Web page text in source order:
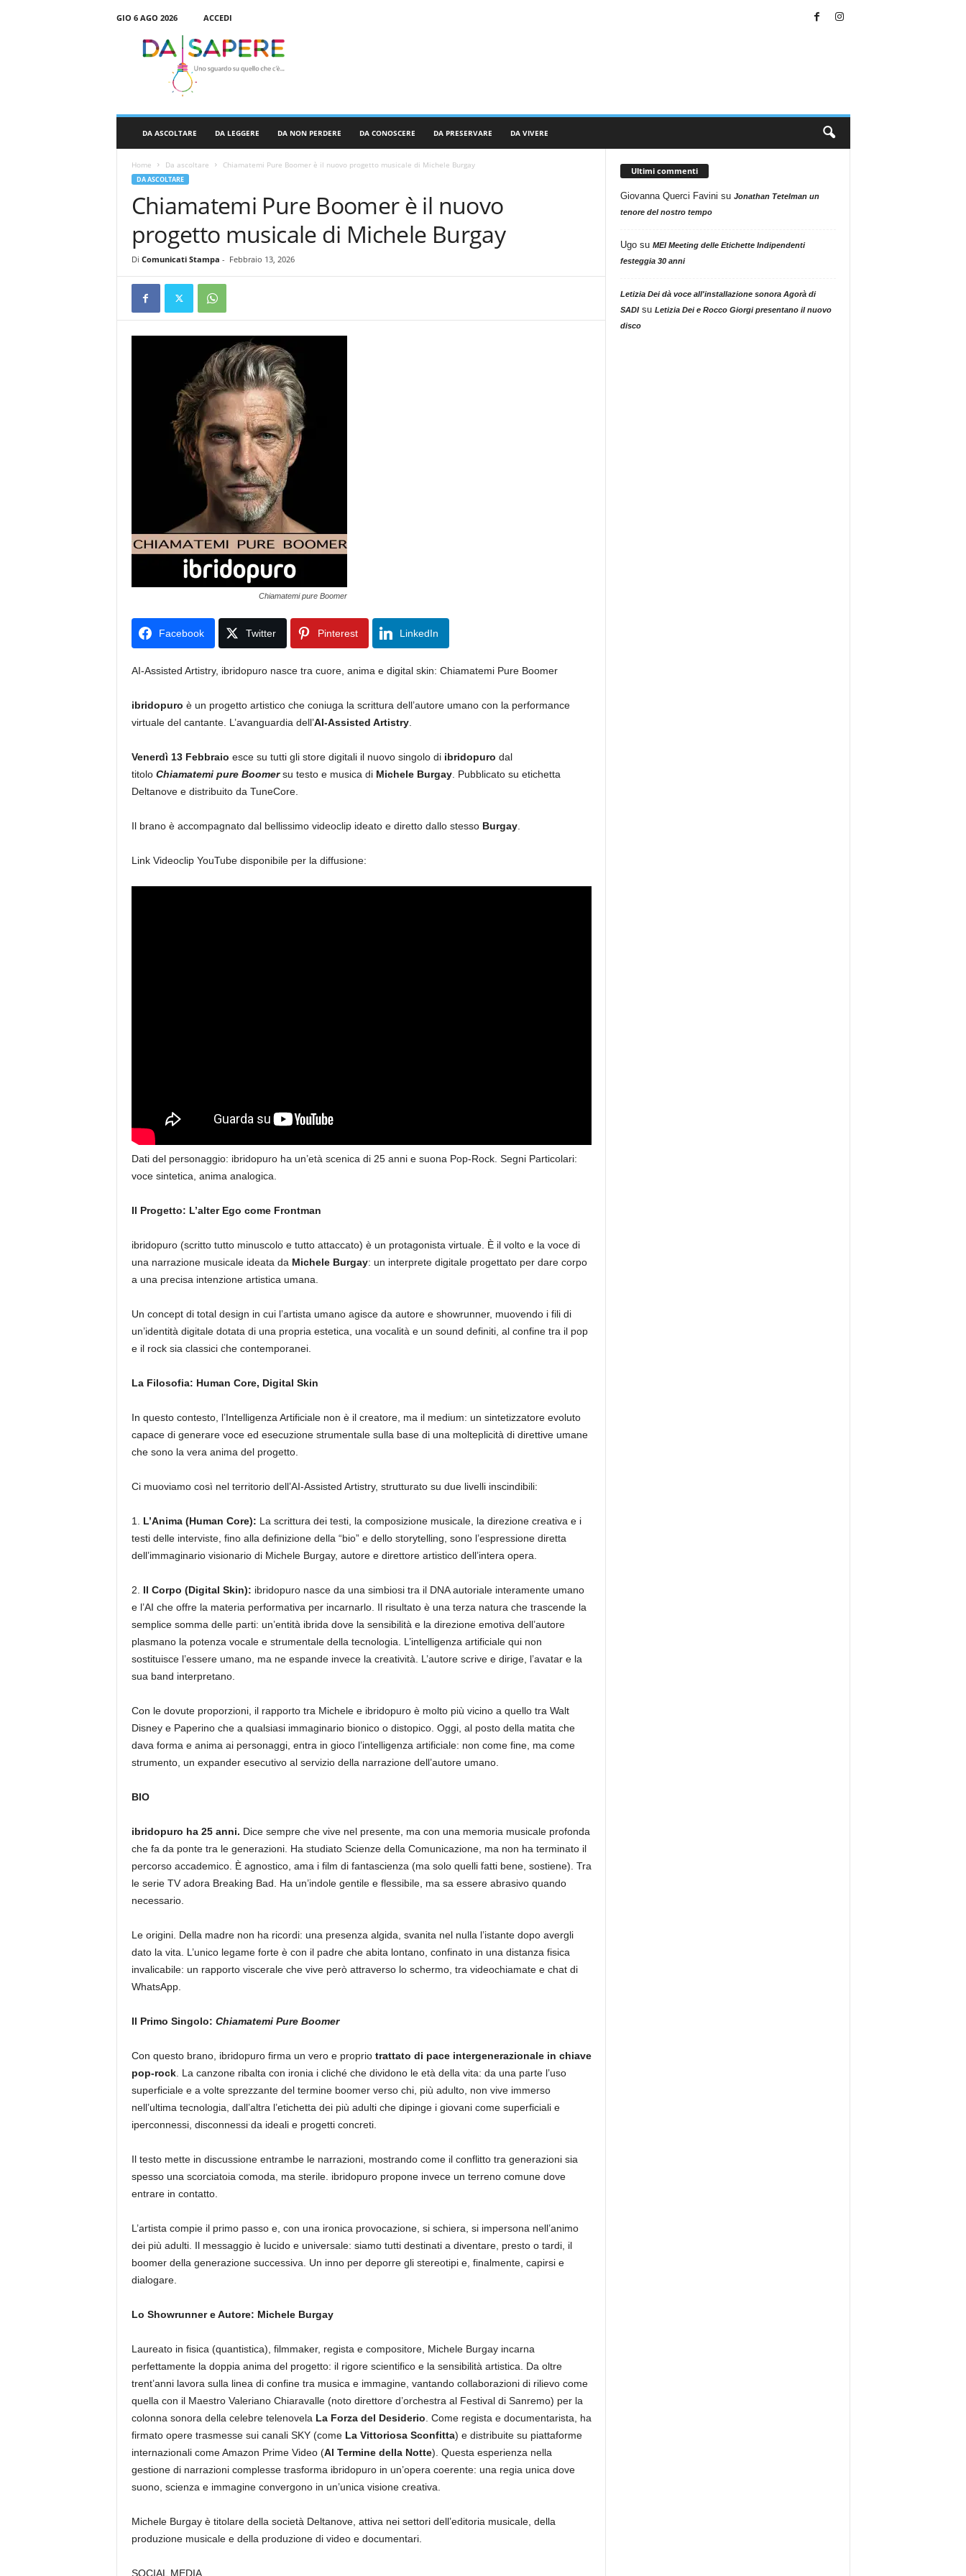
GIO 6 AGO 2026
ACCEDI
DA ASCOLTARE DA LEGGERE DA NON PERDERE DA CONOSCERE DA PRESERVARE DA VIVERE
Home Da ascoltare Chiamatemi Pure Boomer è il nuovo progetto musicale di Michele Burgay
DA ASCOLTARE
Chiamatemi Pure Boomer è il nuovo
progetto musicale di Michele Burgay
Di Comunicati Stampa - Febbraio 13, 2026
Chiamatemi pure Boomer
Facebook Twitter Pinterest LinkedIn
AI-Assisted Artistry, ibridopuro nasce tra cuore, anima e digital skin: Chiamatemi Pure Boomer
ibridopuro è un progetto artistico che coniuga la scrittura dell’autore umano con la performance
virtuale del cantante. L’avanguardia dell’AI-Assisted Artistry.
Venerdì 13 Febbraio esce su tutti gli store digitali il nuovo singolo di ibridopuro dal
titolo Chiamatemi pure Boomersu testo e musica di Michele Burgay. Pubblicato su etichetta
Deltanove e distribuito da TuneCore.
Il brano è accompagnato dal bellissimo videoclip ideato e diretto dallo stesso Burgay.
Link Videoclip YouTube disponibile per la diffusione:
Dati del personaggio: ibridopuro ha un’età scenica di 25 anni e suona Pop-Rock. Segni Particolari:
voce sintetica, anima analogica.
Il Progetto: L’alter Ego come Frontman
ibridopuro (scritto tutto minuscolo e tutto attaccato) è un protagonista virtuale. È il volto e la voce di
una narrazione musicale ideata da Michele Burgay: un interprete digitale progettato per dare corpo
a una precisa intenzione artistica umana.
Un concept di total design in cui l’artista umano agisce da autore e showrunner, muovendo i fili di
un’identità digitale dotata di una propria estetica, una vocalità e un sound definiti, al confine tra il pop
e il rock sia classici che contemporanei.
La Filosofia: Human Core, Digital Skin
In questo contesto, l’Intelligenza Artificiale non è il creatore, ma il medium: un sintetizzatore evoluto
capace di generare voce ed esecuzione strumentale sulla base di una molteplicità di direttive umane
che sono la vera anima del progetto.
Ci muoviamo così nel territorio dell’AI-Assisted Artistry, strutturato su due livelli inscindibili:
1. L’Anima (Human Core): La scrittura dei testi, la composizione musicale, la direzione creativa e i
testi delle interviste, fino alla definizione della “bio” e dello storytelling, sono l’espressione diretta
dell’immaginario visionario di Michele Burgay, autore e direttore artistico dell’intera opera.
2. Il Corpo (Digital Skin): ibridopuro nasce da una simbiosi tra il DNA autoriale interamente umano
e l’AI che offre la materia performativa per incarnarlo. Il risultato è una terza natura che trascende la
semplice somma delle parti: un’entità ibrida dove la sensibilità e la direzione emotiva dell’autore
plasmano la potenza vocale e strumentale della tecnologia. L’intelligenza artificiale qui non
sostituisce l’essere umano, ma ne espande invece la creatività. L’autore scrive e dirige, l’avatar e la
sua band interpretano.
Con le dovute proporzioni, il rapporto tra Michele e ibridopuro è molto più vicino a quello tra Walt
Disney e Paperino che a qualsiasi immaginario bionico o distopico. Oggi, al posto della matita che
dava forma e anima ai personaggi, entra in gioco l’intelligenza artificiale: non come fine, ma come
strumento, un expander esecutivo al servizio della narrazione dell’autore umano.
BIO
ibridopuro ha 25 anni. Dice sempre che vive nel presente, ma con una memoria musicale profonda
che fa da ponte tra le generazioni. Ha studiato Scienze della Comunicazione, ma non ha terminato il
percorso accademico. È agnostico, ama i film di fantascienza (ma solo quelli fatti bene, sostiene). Tra
le serie TV adora Breaking Bad. Ha un’indole gentile e flessibile, ma sa essere abrasivo quando
necessario.
Le origini. Della madre non ha ricordi: una presenza algida, svanita nel nulla l’istante dopo avergli
dato la vita. L’unico legame forte è con il padre che abita lontano, confinato in una distanza fisica
invalicabile: un rapporto viscerale che vive però attraverso lo schermo, tra videochiamate e chat di
WhatsApp.
Il Primo Singolo: Chiamatemi Pure Boomer
Con questo brano, ibridopuro firma un vero e proprio trattato di pace intergenerazionale in chiave
pop-rock. La canzone ribalta con ironia i cliché che dividono le età della vita: da una parte l’uso
superficiale e a volte sprezzante del termine boomer verso chi, più adulto, non vive immerso
nell’ultima tecnologia, dall’altra l’etichetta dei più adulti che dipinge i giovani come superficiali e
iperconnessi, disconnessi da ideali e progetti concreti.
Il testo mette in discussione entrambe le narrazioni, mostrando come il conflitto tra generazioni sia
spesso una scorciatoia comoda, ma sterile. ibridopuro propone invece un terreno comune dove
entrare in contatto.
L’artista compie il primo passo e, con una ironica provocazione, si schiera, si impersona nell’animo
dei più adulti. Il messaggio è lucido e universale: siamo tutti destinati a diventare, presto o tardi, il
boomer della generazione successiva. Un inno per deporre gli stereotipi e, finalmente, capirsi e
dialogare.
Lo Showrunner e Autore: Michele Burgay
Laureato in fisica (quantistica), filmmaker, regista e compositore, Michele Burgay incarna
perfettamente la doppia anima del progetto: il rigore scientifico e la sensibilità artistica. Da oltre
trent’anni lavora sulla linea di confine tra musica e immagine, vantando collaborazioni di rilievo come
quella con il Maestro Valeriano Chiaravalle (noto direttore d’orchestra al Festival di Sanremo) per la
colonna sonora della celebre telenovela La Forza del Desiderio . Come regista e documentarista, ha
firmato opere trasmesse sui canali SKY (come La Vittoriosa Sconfitta) e distribuite su piattaforme
internazionali come Amazon Prime Video (Al Termine della Notte). Questa esperienza nella
gestione di narrazioni complesse trasforma ibridopuro in un’opera coerente: una regia unica dove
suono, scienza e immagine convergono in un’unica visione creativa.
Michele Burgay è titolare della società Deltanove, attiva nei settori dell’editoria musicale, della
produzione musicale e della produzione di video e documentari.
SOCIAL MEDIA
Ultimi commenti
Giovanna Querci Favini su Jonathan Tetelman un
tenore del nostro tempo
Ugosu MEI Meeting delle Etichette Indipendenti
festeggia 30 anni
Letizia Dei dà voce all'installazione sonora Agorà di
SADIsu Letizia Dei e Rocco Giorgi presentano il nuovo
disco